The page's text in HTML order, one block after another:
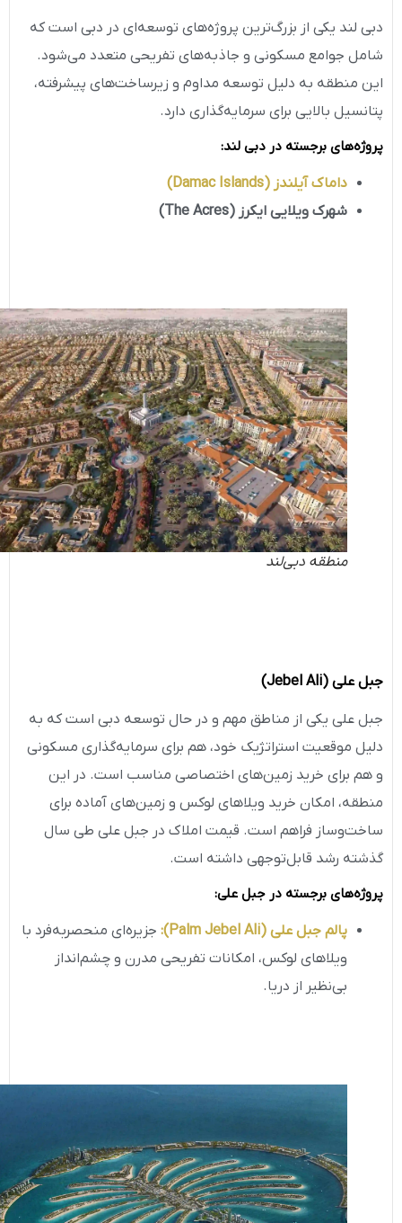
دبی لند یکی از بزرگ‌ترین پروژه‌های توسعه‌ای در دبی است که
شامل جوامع مسکونی و جاذبه‌های تفریحی متعدد می‌شود.
این منطقه به دلیل توسعه مداوم و زیرساخت‌های پیشرفته،
پتانسیل بالایی برای سرمایه‌گذاری دارد.
پروژه‌های برجسته در دبی لند :
داماک آیلندز(Damac Islands)
شهرک ویلایی ایکرز(The Acres)
منطقه دبی‌لند
جبل علی(Jebel Ali)
جبل علی یکی از مناطق مهم و در حال توسعه دبی است که به
دلیل موقعیت استراتژیک خود، هم برای سرمایه‌گذاری مسکونی
و هم برای خرید زمین‌های اختصاصی مناسب است. در این
منطقه، امکان خرید ویلاهای لوکس و زمین‌های آماده برای
ساخت‌وساز فراهم است. قیمت املاک در جبل علی طی سال
گذشته رشد قابل‌توجهی داشته است.
پروژه‌های برجسته در جبل علی:
پالم جبل علی(Palm Jebel Ali)
:جزیره‌ای منحصر‌به‌فرد با
ویلاهای لوکس، امکانات تفریحی مدرن و چشم‌انداز
بی‌نظیر از دریا.